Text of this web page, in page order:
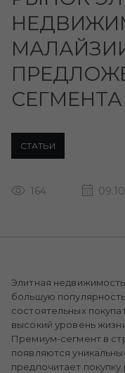
СЕГМЕНТА
СТАТЬИ
164
Элитная
большую
состоятельных
высокий уровень
Премиум-сегмент в
появляются
предпочитает